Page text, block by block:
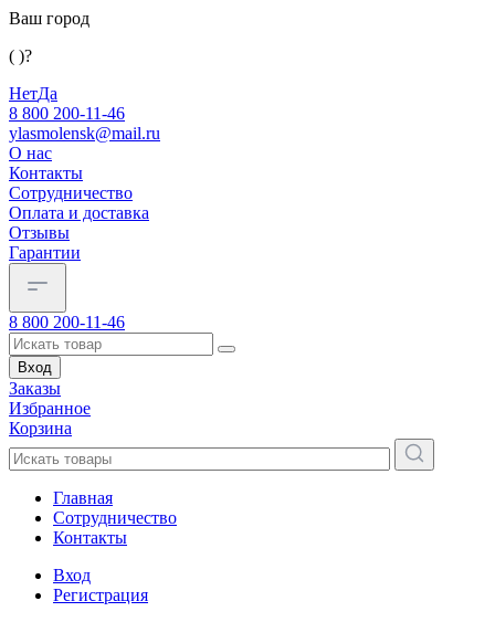
Ваш город
( )?
НетДа
8 800 200-11-46
ylasmolensk@mail.ru
О нас
Контакты
Сотрудничество
Оплата и доставка
Отзывы
Гарантии
8 800 200-11-46
Вход
Заказы
Избранное
Корзина
Главная
Сотрудничество
Контакты
Вход
Регистрация